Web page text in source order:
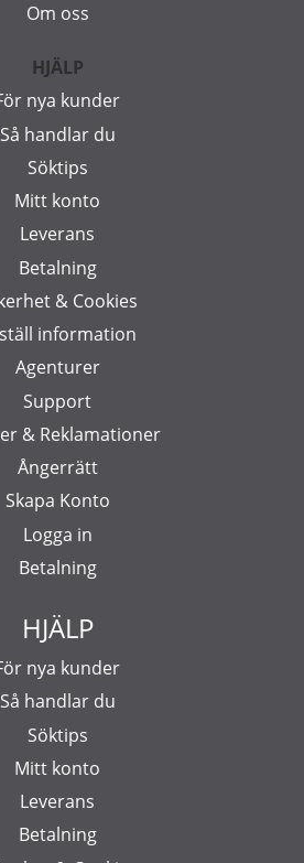
Om oss
HJÄLP
nya kunder
Så handlar du
Söktips
Mitt konto
Leverans
Betalning
& Cookies
information
Agenturer
Support
& Reklamationer
Ångerrätt
Skapa Konto
Logga in
Betalning
HJÄLP
nya kunder
Så handlar du
Söktips
Mitt konto
Leverans
Betalning